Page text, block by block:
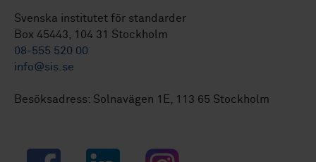
Svenska institutet för standarder
Box 45443, 104 31 Stockholm
08-555 520 00
info@sis.se
Besöksadress: Solnavägen 1E, 113 65 Stockholm
Facebook LinkedIn Instagram